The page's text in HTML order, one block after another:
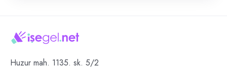
Huzur mah. 1135. sk. 5/2